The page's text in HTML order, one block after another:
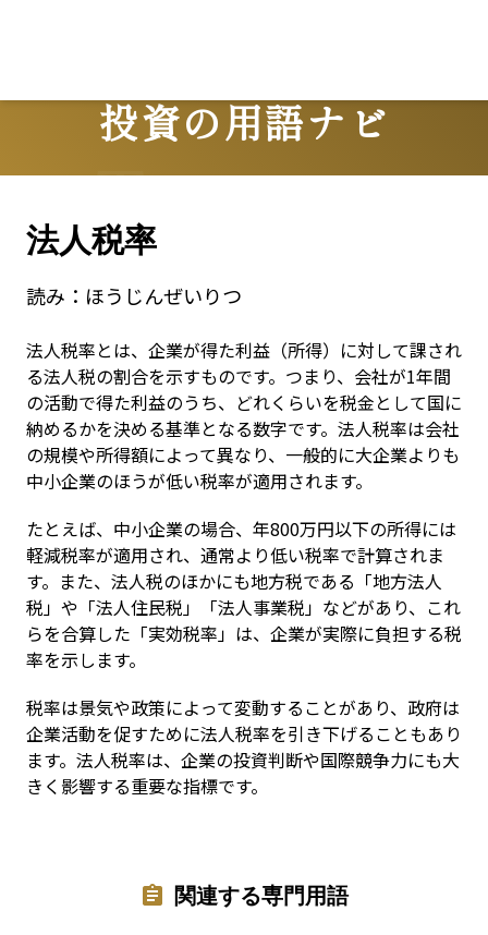
投資の用語ナビ
Terms
法人税率
読み： ほうじんぜいりつ
法人税率とは、企業が得た利益（所得）に対して課され
る法人税の割合を示すものです。つまり、会社が1年間
の活動で得た利益のうち、どれくらいを税金として国に
納めるかを決める基準となる数字です。法人税率は会社
の規模や所得額によって異なり、一般的に大企業よりも
中小企業のほうが低い税率が適用されます。
たとえば、中小企業の場合、年800万円以下の所得には
軽減税率が適用され、通常より低い税率で計算されま
す。また、法人税のほかにも地方税である「地方法人
税」や「法人住民税」「法人事業税」などがあり、これ
らを合算した「実効税率」は、企業が実際に負担する税
率を示します。
税率は景気や政策によって変動することがあり、政府は
企業活動を促すために法人税率を引き下げることもあり
ます。法人税率は、企業の投資判断や国際競争力にも大
きく影響する重要な指標です。
関連する専門用語